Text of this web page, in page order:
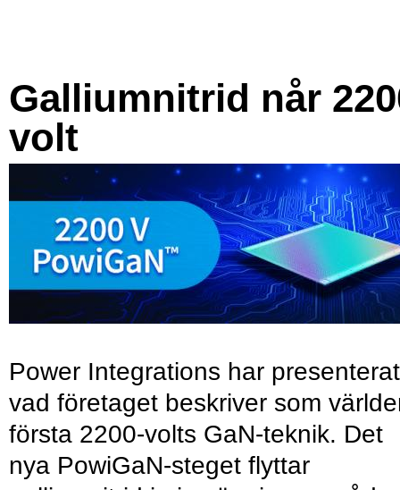
Galliumnitrid når
volt
Power Integrations har presenterat
vad företaget beskriver som
första 2200-volts GaN-teknik. Det
nya PowiGaN-steget flyttar